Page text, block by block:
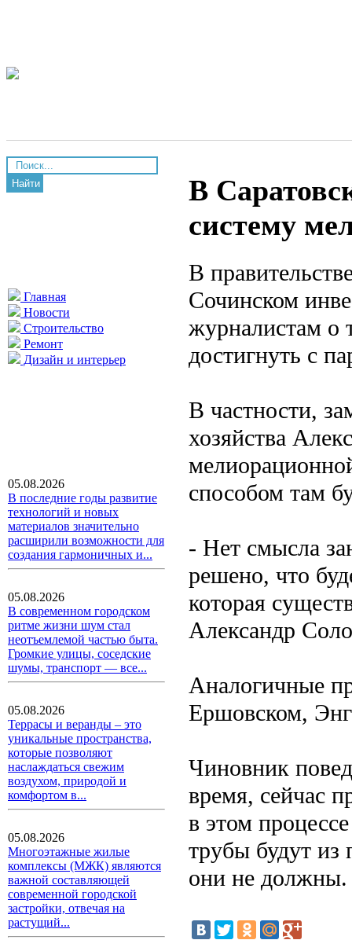
Найти
Главная
Новости
Строительство
Ремонт
Дизайн и интерьер
05.08.2026
В последние годы развитие
технологий и новых
материалов значительно
расширили возможности для
создания гармоничных и...
05.08.2026
В современном городском
ритме жизни шум стал
неотъемлемой частью быта.
Громкие улицы, соседские
шумы, транспорт — все...
05.08.2026
Террасы и веранды – это
уникальные пространства,
которые позволяют
наслаждаться свежим
воздухом, природой и
комфортом в...
05.08.2026
Многоэтажные жилые
комплексы (МЖК) являются
важной составляющей
современной городской
застройки, отвечая на
растущий...
В
систему
В
Сочинском
журналистам о
достигнуть с
В частности,
хозяйства
способом там
- Нет смысла
решено, что
которая
Александр
Аналогичные
Ершовском,
Чиновник
время, сейчас
в этом
трубы будут из
они не должны.